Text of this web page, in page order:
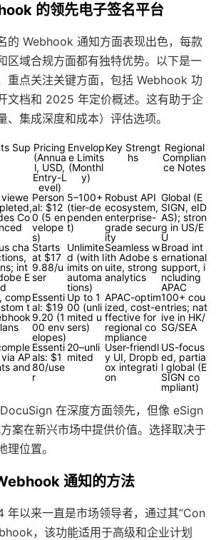
的领先电子签名平台
的 Webhook 通知方面表现出色，每款
区域合规方面都有独特优势。以下是一
重点关注关键方面，包括 Webhook 功
文档和 2025 年定价概述。这有助于企
、集成深度和成本）评估选项。
Sup Pricing
(Annua
l, USD,
Entry-L
evel)
Envelop
e Limits
(Monthl
y)
Key Strengt
hs
Regional
Complian
ce Notes
Co
Person
al: $12
0 (5 en
velope
s)
5–100+
(tier-de
penden
t)
Robust API
ecosystem,
enterprise-
grade secur
ity
Global (E
SIGN, eID
AS); stron
g in US/E
U
cha
int
E
Starts
at $17
9.88/u
ser
Unlimite
d (with l
imits on
automa
tions)
Seamless w
ith Adobe s
uite, strong
analytics
Broad int
ernational
support, i
ncluding
APAC
comp
t
Essenti
al: $19
9.20 (1
00 env
elopes)
Up to 1
00 (unli
mited u
sers)
APAC-optim
ized, cost-e
ffective for
regional co
mpliance
100+ cou
ntries; nat
ive in HK/
SG/SEA
AP
and
Essenti
als: $1
80/use
r
20–unli
mited
User-friendl
y UI, Dropb
ox integrati
on
US-focus
ed, partia
l global (E
SIGN co
mpliant)
在深度方面领先，但像 eSign
案在新兴市场中提供价值。选择取决于
位置。
通知的方法
以来一直是市场领导者，通过其“Con
，该功能适用于高级和企业计划